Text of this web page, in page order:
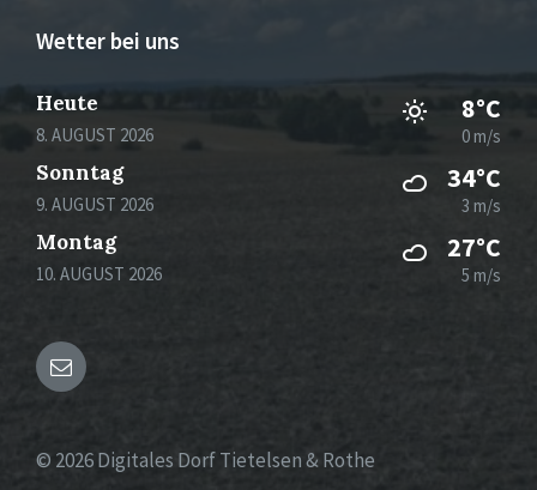
Wetter bei uns
Heute
8. AUGUST 2026
8°C
0 m/s
Sonntag
9. AUGUST 2026
34°C
3 m/s
Montag
10. AUGUST 2026
27°C
5 m/s
Email
© 2026 Digitales Dorf Tietelsen & Rothe